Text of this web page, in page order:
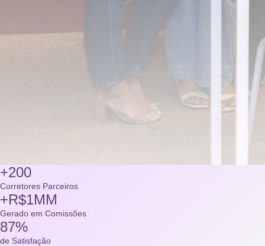
+200
Corretores Parceiros
+R$1MM
Gerado em Comissões
87%
de Satisfação